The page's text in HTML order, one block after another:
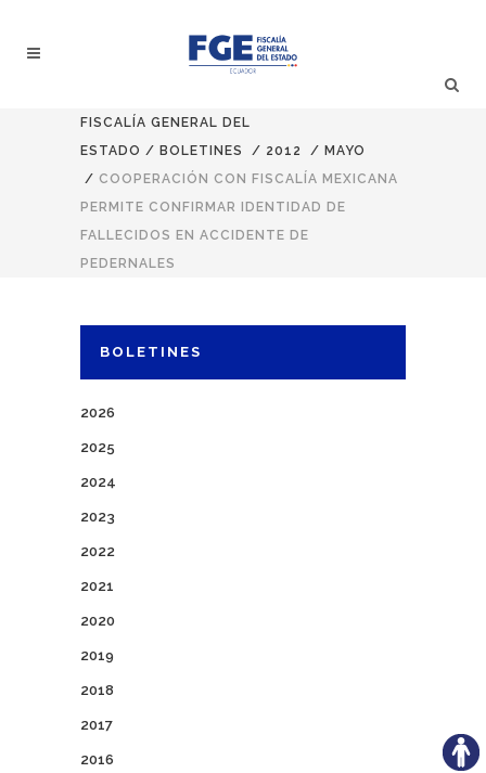
FISCALÍA GENERAL DEL
ESTADO / BOLETINES / 2012 / MAYO
/ COOPERACIÓN CON FISCALÍA MEXICANA
PERMITE CONFIRMAR IDENTIDAD DE
FALLECIDOS EN ACCIDENTE DE
PEDERNALES
BOLETINES
2026
2025
2024
2023
2022
2021
2020
2019
2018
2017
2016